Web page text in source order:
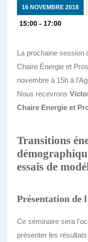
16 NOVEMBRE 2018
15:00 - 17:00
La prochaine session
Chaire Énergie et
novembre à 15h à
Nous recevrons
Chaire Energie et
Transitions
essais de
Présentation de
Ce séminaire sera
présenter les